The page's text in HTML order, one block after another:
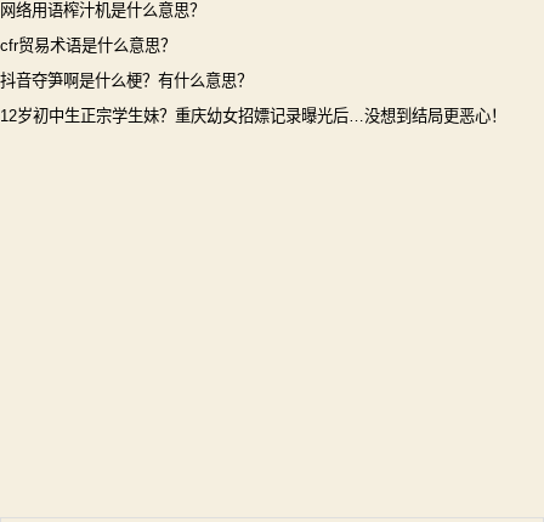
网络用语榨汁机是什么意思？
cfr贸易术语是什么意思？
抖音夺笋啊是什么梗？有什么意思？
12岁初中生正宗学生妹？重庆幼女招嫖记录曝光后…没想到结局更恶心！